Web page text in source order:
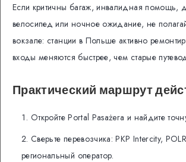
Если критичны багаж, инвалидная помощь,
велосипед или ночное ожидание, не
вокзале: станции в Польше активно
входы меняются быстрее, чем старые
Практический маршрут
Откройте Portal Pasażera и найдите
Сверьте перевозчика: PKP Intercity,
региональный оператор.